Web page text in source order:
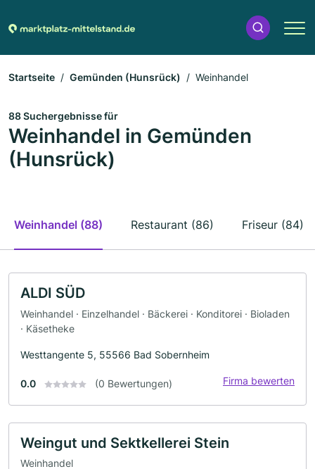
Startseite Gemünden (Hunsrück) Weinhandel
88 Suchergebnisse für
Weinhandel in Gemünden
(Hunsrück)
Weinhandel (88) Restaurant (86) Friseur (84)
ALDI SÜD
Weinhandel · Einzelhandel · Bäckerei · Konditorei · Bioladen
· Käsetheke
Westtangente 5, 55566 Bad Sobernheim
0.0 (0 Bewertungen) Firma bewerten
Weingut und Sektkellerei Stein
Weinhandel